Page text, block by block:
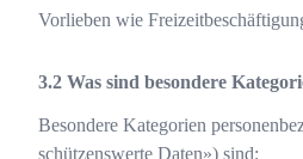
Vorlieben wie
Was sind besondere
Besondere Kategorien
schützenswerte Daten») sind: